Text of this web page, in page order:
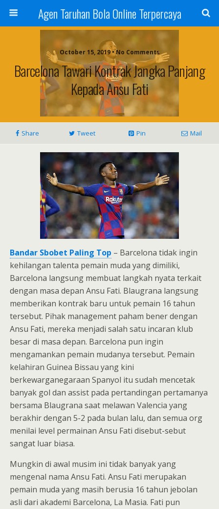
Agen Taruhan Bola Online Terpercaya
October 15, 2019 • No Comments
Barcelona Tawari Kontrak Jangka Panjang
Kepada Ansu Fati
Share Tweet Pin Mail
Bandar Sbobet Paling Top – Barcelona tidak ingin
kehilangan talenta pemain muda yang dimiliki,
Barcelona langsung membuat langkah nyata terkait
dengan masa depan Ansu Fati. Blaugrana langsung
memberikan kontrak baru untuk pemain 16 tahun
tersebut. Pihak management paham bener dengan
Ansu Fati, mereka menjadi salah satu incaran klub
besar di masa depan. Barcelona pun ingin
mengamankan pemain mudanya tersebut. Pemain
kelahiran Guinea Bissau yang kini
berkewarganegaraan Spanyol itu sudah mencetak
banyak gol dan assist pada pertandingan pertamanya
bersama Blaugrana saat melawan Valencia yang
berakhir dengan 5-2 pada bulan lalu, dan semua org
menilai level permainan Ansu Fati disebut-sebut
sangat luar biasa.
Mungkin di awal musim ini tidak banyak yang
mengenal nama Ansu Fati. Ansu Fati merupakan
pemain muda yang masih berusia 16 tahun jebolan
asli dari akademi Barcelona, La Masia. Fati pun